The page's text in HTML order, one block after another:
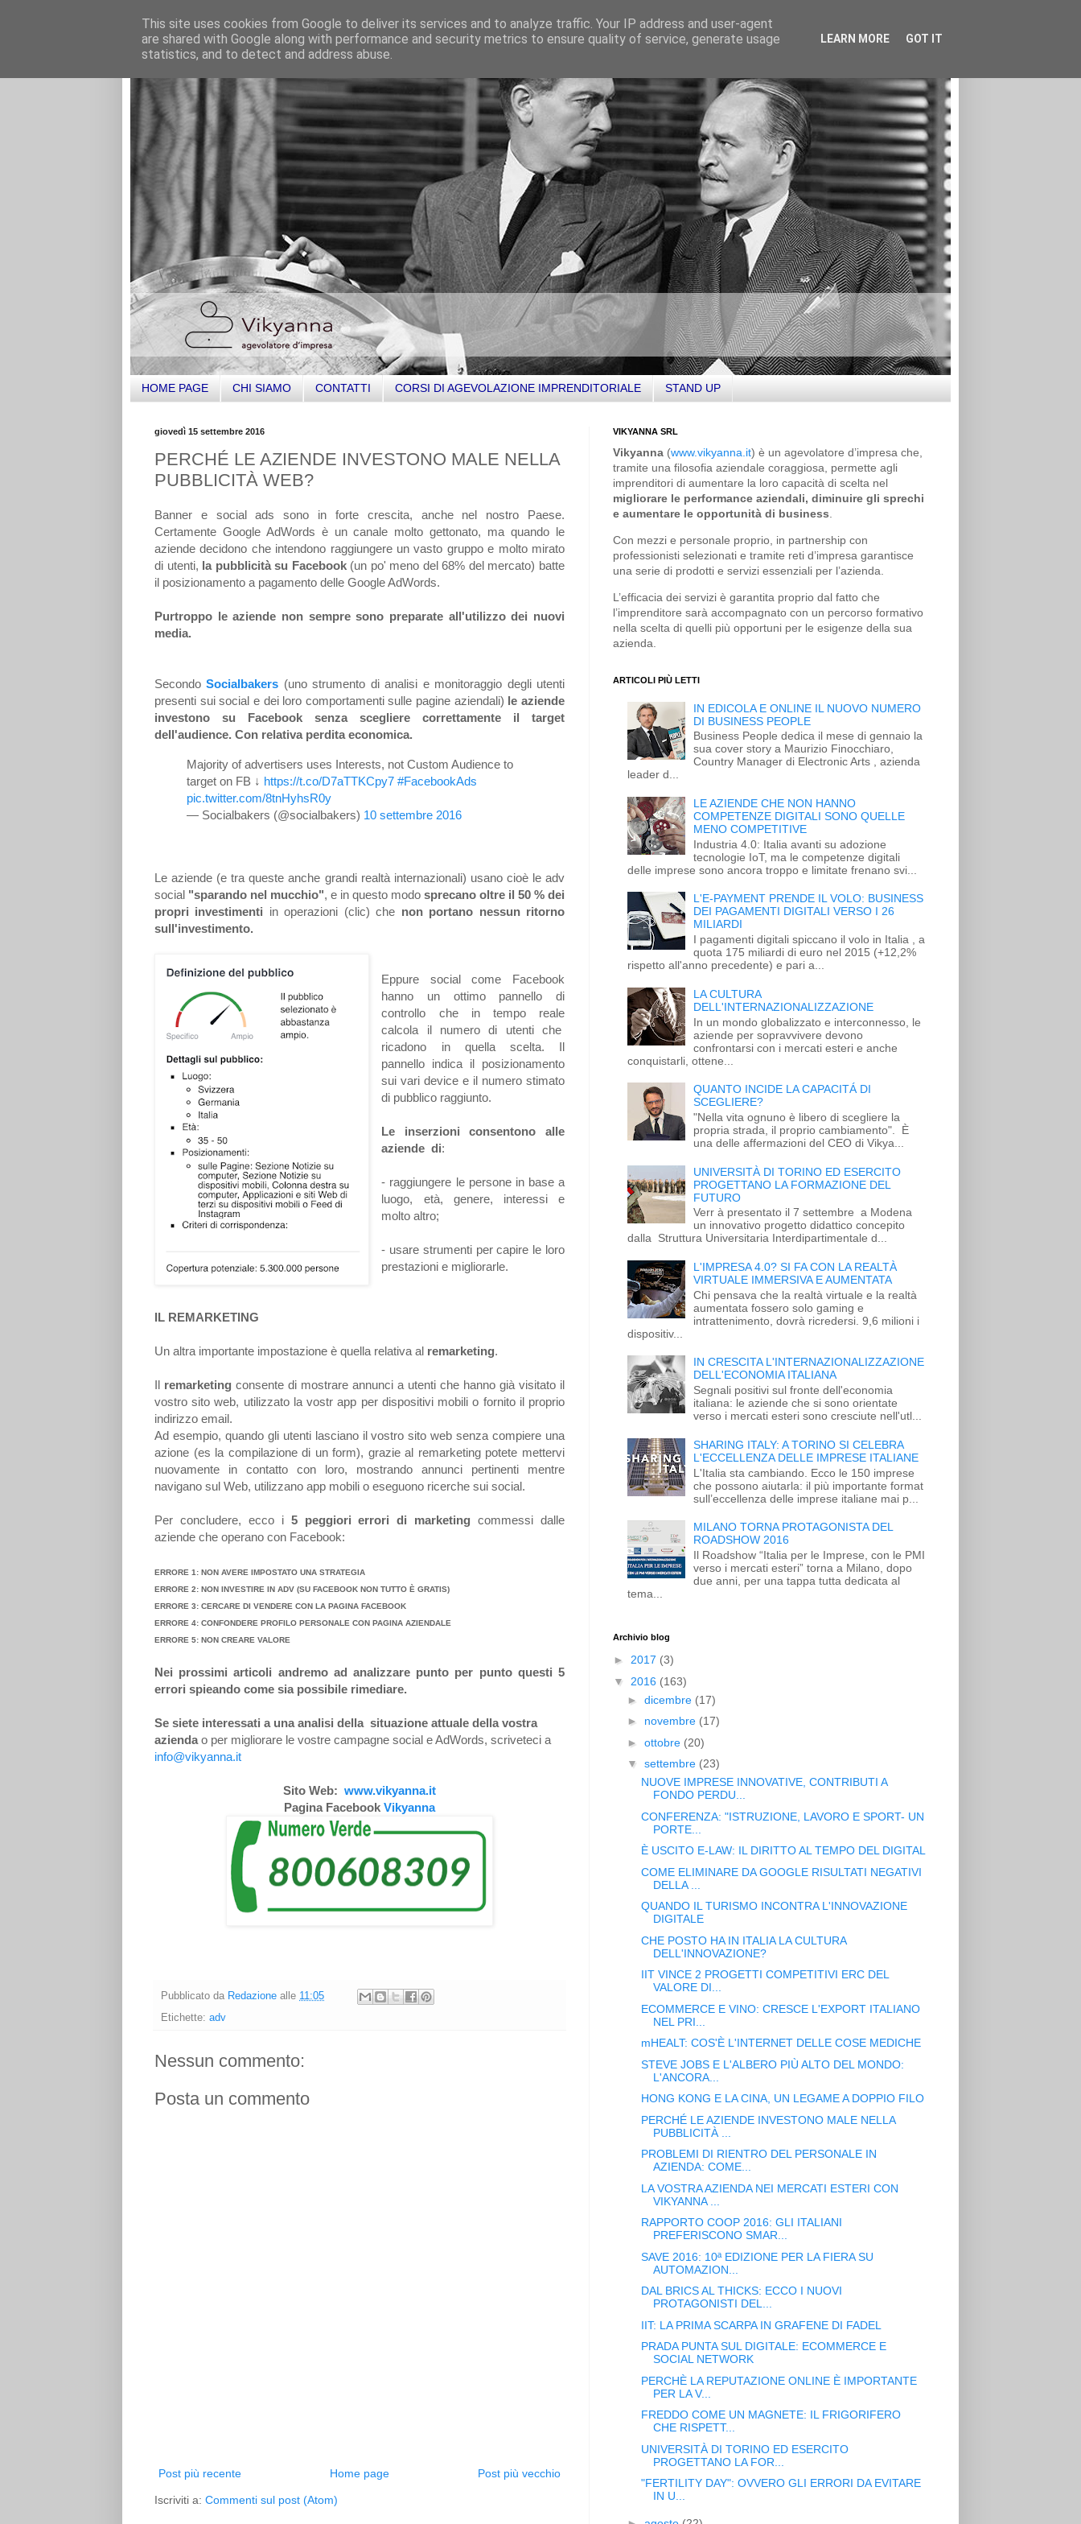
HOME PAGE CHI SIAMO CONTATTI CORSI DI AGEVOLAZIONE IMPRENDITORIALE STAND UP
giovedì 15 settembre 2016
PERCHÉ LE AZIENDE INVESTONO MALE NELLA
PUBBLICITÀ WEB?
Banner e social ads sono in forte crescita, anche nel nostro Paese.
Certamente Google AdWords è un canale molto gettonato, ma quando le
aziende decidono che intendono raggiungere un vasto gruppo e molto mirato
di utenti, la pubblicità su Facebook(un po' meno del 68% del mercato) batte
il posizionamento a pagamento delle Google AdWords.
Purtroppo le aziende non sempre sono preparate all'utilizzo dei nuovi
media.
SecondoSocialbakers (uno strumento di analisi e monitoraggio degli utenti
presenti sui social e dei loro comportamenti sulle pagine aziendali) le aziende
investono su Facebook senza scegliere correttamente il target
dell'audience. Con relativa perdita economica.
Majority of advertisers uses Interests, not Custom Audience to
target on FB ↓ https://t.co/D7aTTKCpy7 #FacebookAds
pic.twitter.com/8tnHyhsR0y
— Socialbakers (@socialbakers) 10 settembre 2016
Le aziende (e tra queste anche grandi realtà internazionali) usano cioè le adv
social "sparando nel mucchio", e in questo modo sprecano oltre il 50 % dei
propri investimenti in operazioni (clic) che non portano nessun ritorno
sull'investimento.
Eppure social come Facebook
hanno un ottimo pannello di
controllo che in tempo reale
calcola il numero di utenti che
ricadono in quella scelta. Il
pannello indica il posizionamento
sui vari device e il numero stimato
di pubblico raggiunto.
Le inserzioni consentono alle
aziende di:
- raggiungere le persone in base a
luogo, età, genere, interessi e
molto altro;
- usare strumenti per capire le loro
prestazioni e migliorarle.
IL REMARKETING
Un altra importante impostazione è quella relativa al remarketing.
Il remarketing consente di mostrare annunci a utenti che hanno già visitato il
vostro sito web, utilizzato la vostr app per dispositivi mobili o fornito il proprio
indirizzo email.
Ad esempio, quando gli utenti lasciano il vostro sito web senza compiere una
azione (es la compilazione di un form), grazie al remarketing potete mettervi
nuovamente in contatto con loro, mostrando annunci pertinenti mentre
navigano sul Web, utilizzano app mobili o eseguono ricerche sui social.
Per concludere, ecco i 5 peggiori errori di marketingcommessi dalle
aziende che operano con Facebook:
ERRORE 1: NON AVERE IMPOSTATO UNA STRATEGIA
ERRORE 2: NON INVESTIRE IN ADV (SU FACEBOOK NON TUTTO È GRATIS)
ERRORE 3: CERCARE DI VENDERE CON LA PAGINA FACEBOOK
ERRORE 4: CONFONDERE PROFILO PERSONALE CON PAGINA AZIENDALE
ERRORE 5: NON CREARE VALORE
Nei prossimi articoli andremo ad analizzare punto per punto questi 5
errori spieando come sia possibile rimediare.
Se siete interessati a una analisi della situazione attuale della vostra
azienda o per migliorare le vostre campagne social e AdWords, scriveteci a
info@vikyanna.it
Sito Web: www.vikyanna.it
Pagina Facebook Vikyanna
Pubblicato da Redazione alle 11:05
Etichette: adv
Nessun commento:
Posta un commento
Post più recente Post più vecchio
Home page
Iscriviti a: Commenti sul post (Atom)
VIKYANNA SRL
Vikyanna (www.vikyanna.it) è un agevolatore d’impresa che,
tramite una filosofia aziendale coraggiosa, permette agli
imprenditori di aumentare la loro capacità di scelta nel
migliorare le performance aziendali, diminuire gli sprechi
e aumentare le opportunità di business
Con mezzi e personale proprio, in partnership con
professionisti selezionati e tramite reti d’impresa garantisce
una serie di prodotti e servizi essenziali per l’azienda.
L’efficacia dei servizi è garantita proprio dal fatto che
l’imprenditore sarà accompagnato con un percorso formativo
nella scelta di quelli più opportuni per le esigenze della sua
azienda.
ARTICOLI PIÙ LETTI
IN EDICOLA E ONLINE IL NUOVO NUMERO
DI BUSINESS PEOPLE
Business People dedica il mese di gennaio la
sua cover story a Maurizio Finocchiaro,
Country Manager di Electronic Arts , azienda
leader d...
LE AZIENDE CHE NON HANNO
COMPETENZE DIGITALI SONO QUELLE
MENO COMPETITIVE
Industria 4.0: Italia avanti su adozione
tecnologie IoT, ma le competenze digitali
delle imprese sono ancora troppo e limitate frenano svi...
L'E-PAYMENT PRENDE IL VOLO: BUSINESS
DEI PAGAMENTI DIGITALI VERSO I 26
MILIARDI
I pagamenti digitali spiccano il volo in Italia , a
quota 175 miliardi di euro nel 2015 (+12,2%
rispetto all'anno precedente) e pari a...
LA CULTURA
DELL'INTERNAZIONALIZZAZIONE
In un mondo globalizzato e interconnesso, le
aziende per sopravvivere devono
confrontarsi con i mercati esteri e anche
conquistarli, ottene...
QUANTO INCIDE LA CAPACITÁ DI
SCEGLIERE?
"Nella vita ognuno è libero di scegliere la
propria strada, il proprio cambiamento". È
una delle affermazioni del CEO di Vikya...
UNIVERSITÀ DI TORINO ED ESERCITO
PROGETTANO LA FORMAZIONE DEL
FUTURO
Verr à presentato il 7 settembre a Modena
un innovativo progetto didattico concepito
dalla Struttura Universitaria Interdipartimentale d...
L'IMPRESA 4.0? SI FA CON LA REALTÀ
VIRTUALE IMMERSIVA E AUMENTATA
Chi pensava che la realtà virtuale e la realtà
aumentata fossero solo gaming e
intrattenimento, dovrà ricredersi. 9,6 milioni i
dispositiv...
IN CRESCITA L'INTERNAZIONALIZZAZIONE
DELL'ECONOMIA ITALIANA
Segnali positivi sul fronte dell'economia
italiana: le aziende che si sono orientate
verso i mercati esteri sono cresciute nell'utl...
SHARING ITALY: A TORINO SI CELEBRA
L'ECCELLENZA DELLE IMPRESE ITALIANE
L'Italia sta cambiando. Ecco le 150 imprese
che possono aiutarla: il più importante format
sull’eccellenza delle imprese italiane mai p...
MILANO TORNA PROTAGONISTA DEL
ROADSHOW 2016
Il Roadshow “Italia per le Imprese, con le PMI
verso i mercati esteri” torna a Milano, dopo
due anni, per una tappa tutta dedicata al
tema...
Archivio blog
► 2017 (3)
▼ 2016 (163)
► dicembre (17)
► novembre (17)
► ottobre (20)
▼ settembre (23)
NUOVE IMPRESE INNOVATIVE, CONTRIBUTI A
FONDO PERDU...
CONFERENZA: "ISTRUZIONE, LAVORO E SPORT- UN
PORTE...
È USCITO E-LAW: IL DIRITTO AL TEMPO DEL DIGITAL
COME ELIMINARE DA GOOGLE RISULTATI NEGATIVI
DELLA ...
QUANDO IL TURISMO INCONTRA L'INNOVAZIONE
DIGITALE
CHE POSTO HA IN ITALIA LA CULTURA
DELL'INNOVAZIONE?
IIT VINCE 2 PROGETTI COMPETITIVI ERC DEL
VALORE DI...
ECOMMERCE E VINO: CRESCE L'EXPORT ITALIANO
NEL PRI...
mHEALT: COS'È L'INTERNET DELLE COSE MEDICHE
STEVE JOBS E L'ALBERO PIÙ ALTO DEL MONDO:
L'ANCORA...
HONG KONG E LA CINA, UN LEGAME A DOPPIO FILO
PERCHÉ LE AZIENDE INVESTONO MALE NELLA
PUBBLICITÀ ...
PROBLEMI DI RIENTRO DEL PERSONALE IN
AZIENDA: COME...
LA VOSTRA AZIENDA NEI MERCATI ESTERI CON
VIKYANNA ...
RAPPORTO COOP 2016: GLI ITALIANI
PREFERISCONO SMAR...
SAVE 2016: 10ª EDIZIONE PER LA FIERA SU
AUTOMAZION...
DAL BRICS AL THICKS: ECCO I NUOVI
PROTAGONISTI DEL...
IIT: LA PRIMA SCARPA IN GRAFENE DI FADEL
PRADA PUNTA SUL DIGITALE: ECOMMERCE E
SOCIAL NETWORK
PERCHÈ LA REPUTAZIONE ONLINE È IMPORTANTE
PER LA V...
FREDDO COME UN MAGNETE: IL FRIGORIFERO
CHE RISPETT...
UNIVERSITÀ DI TORINO ED ESERCITO
PROGETTANO LA FOR...
"FERTILITY DAY": OVVERO GLI ERRORI DA EVITARE
IN U...
This site uses cookies from Google to deliver its services and to analyze traffic. Your IP address and user-agent
are shared with Google along with performance and security metrics to ensure quality of service, generate usage
statistics, and to detect and address abuse.
LEARN MORE GOT IT